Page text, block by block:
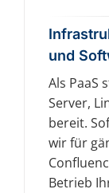
und
Als PaaS
Server,
bereit.
wir für
Betrieb